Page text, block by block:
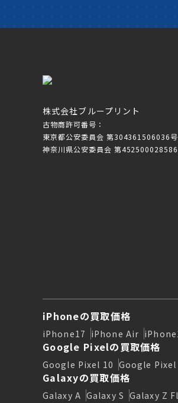
株式会社ブループリント
古物商許可番号：
東京都公安委員会 第304361506036号
神奈川県公安委員会 第
iPhoneの買取価格
iPhone17 iPhone Air
Google Pixelの買取価格
Google Pixel 10 Google Pixel
Galaxyの買取価格
Galaxy A Galaxy S Galaxy Z